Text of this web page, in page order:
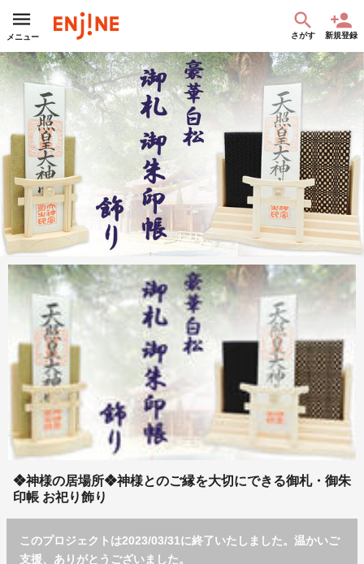
メニュー さがす 新規登録
❖神様の居場所❖神様とのご縁を大切にできる御札・御朱
印帳 お祀り飾り
このプロジェクトは2023/03/31に終了いたしました。温かいご
支援、ありがとうございました。